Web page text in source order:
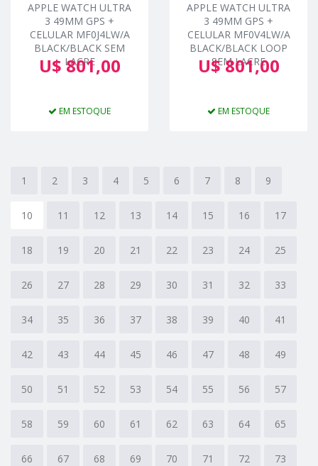
APPLE WATCH ULTRA
3 49MM GPS +
CELULAR MF0J4LW/A
BLACK/BLACK SEM
LACRE
U$ 801,00
EM ESTOQUE
APPLE WATCH ULTRA
3 49MM GPS +
CELULAR MF0V4LW/A
BLACK/BLACK LOOP
SEM LACRE
U$ 801,00
EM ESTOQUE
1 2 3 4 5 6 7 8 9
10 11 12 13 14 15 16 17
18 19 20 21 22 23 24 25
26 27 28 29 30 31 32 33
34 35 36 37 38 39 40 41
42 43 44 45 46 47 48 49
50 51 52 53 54 55 56 57
58 59 60 61 62 63 64 65
66 67 68 69 70 71 72 73